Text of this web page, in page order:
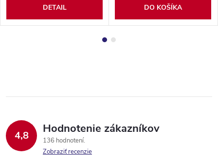
DETAIL DO KOŠÍKA
4,8 Hodnotenie zákazníkov
136 hodnotení
Zobraziť recenzie